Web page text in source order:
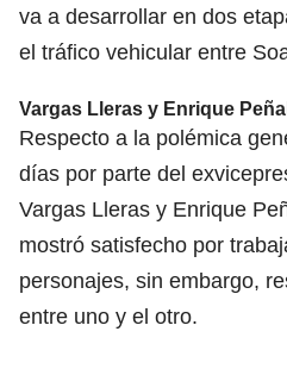
va a desarrollar en dos
el tráfico vehicular entre
Vargas Lleras y Enrique
Respecto a la polémica
días por parte del
Vargas Lleras y Enrique
mostró satisfecho por
personajes, sin embargo,
entre uno y el otro.